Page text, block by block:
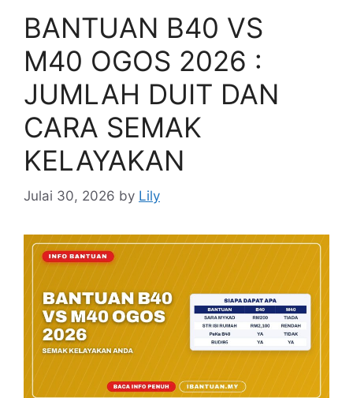
BANTUAN B40 VS
M40 OGOS 2026 :
JUMLAH DUIT DAN
CARA SEMAK
KELAYAKAN
Julai 30, 2026 by Lily